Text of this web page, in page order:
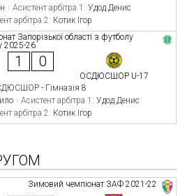
Асистент арбітра 1: Удод Денис
арбітра 2: Котик Ігор
Запорізької області з футболу
2025-26
1 0
ОСДЮСШОР U-17
- Гімназія 8
Асистент арбітра 1: Удод Денис
арбітра 2: Котик Ігор
Зимовий чемпіонат ЗАФ 2021-22